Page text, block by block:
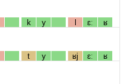
k y l ɛː ʁ
t y ʁj ɛː ʁ